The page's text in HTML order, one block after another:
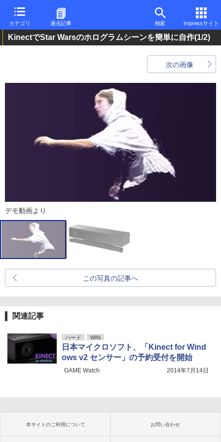
カテゴリ 過去記事 検索 Impressサイト
KinectでStar Warsのホログラムシーンを簡単に自作(1/2)
次の画像
デモ動画より
この写真の記事へ
関連記事
ハード WIN
日本マイクロソフト、「Kinect for Wind
ows v2 センサー」の予約受付を開始
GAME Watch 2014年7月14日
本サイトのご利用について お問い合わせ